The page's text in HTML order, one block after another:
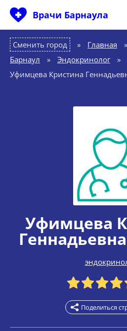
Врачи Барнаула
Сменить город Главная »
Барнаул
» Эндокринолог
»
Уфимцева Кристина
Уфимцева
Геннадьевна
Поделиться